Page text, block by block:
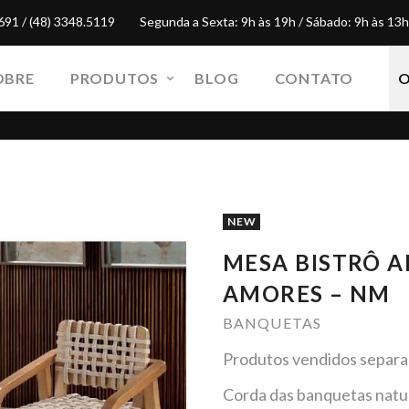
/ (48) 3348.5119 Segunda a Sexta: 9h às 19h / Sábado: 9h às 13h
PRODUTOS BLOG CONTATO
NEW
MESA BISTRÔ
AMORES – NM
BANQUETAS
Produtos vendidos
Corda das banquetas